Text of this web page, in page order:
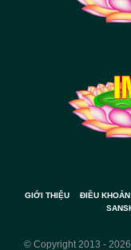
GIỚI THIỆU ĐIỀU
© Copyright 2013 - 2026